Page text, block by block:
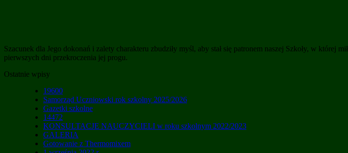
Szacunek dla Jego dokonań i zalety charakteru zbudziły myśl, aby stał się patronem naszej Szkoły, w
pierwszych dni przekroczenia jej progu.
Ostatnie wpisy
19600
Samorząd Uczniowski rok szkolny 2025/2026
Gazetki szkolne
14472
KONSULTACJE NAUCZYCIELI w roku szkolnym 2022/2023
GALERIA
Gotowanie z Thermomixem